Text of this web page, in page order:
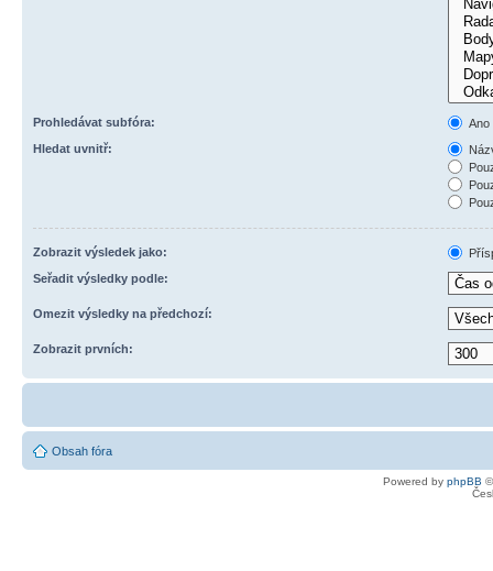
Prohledávat subfóra:
Ano
Hledat uvnitř:
Zobrazit výsledek jako:
Seřadit výsledky podle:
Omezit výsledky na předchozí:
Zobrazit prvních:
Obsah fóra
Powered by phpBB